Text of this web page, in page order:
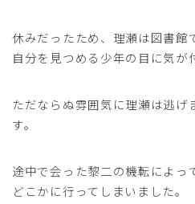
休みだったため、理瀬は図書館
自分を見つめる少年の目に気が
ただならぬ雰囲気に理瀬は逃げ
す。
途中で会った黎二の機転によっ
どこかに行ってしまいました。